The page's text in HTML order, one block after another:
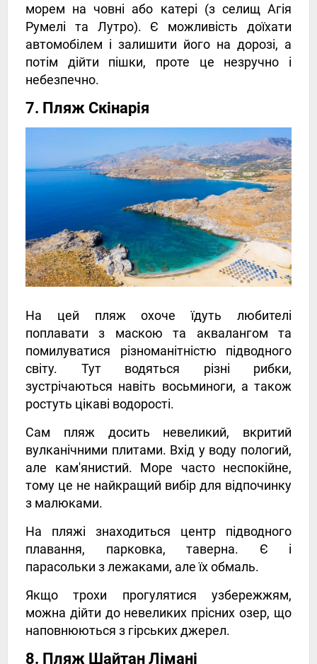
морем на човні або катері (з селищ Агія
Румелі та Лутро). Є можливість доїхати
автомобілем і залишити його на дорозі, а
потім дійти пішки, проте це незручно і
небезпечно.
7. Пляж Скінарія
На цей пляж охоче їдуть любителі
поплавати з маскою та аквалангом та
помилуватися різноманітністю підводного
світу. Тут водяться різні рибки,
зустрічаються навіть восьминоги, а також
ростуть цікаві водорості.
Сам пляж досить невеликий, вкритий
вулканічними плитами. Вхід у воду пологий,
але кам'янистий. Море часто неспокійне,
тому це не найкращий вибір для відпочинку
з малюками.
На пляжі знаходиться центр підводного
плавання, парковка, таверна. Є і
парасольки з лежаками, але їх обмаль.
Якщо трохи прогулятися узбережжям,
можна дійти до невеликих прісних озер, що
наповнюються з гірських джерел.
8. Пляж Шайтан Лімані